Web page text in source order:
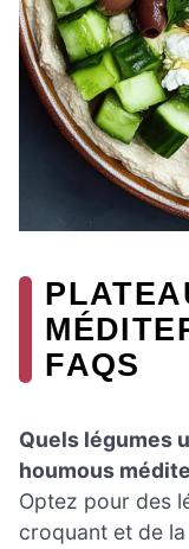
FAQS
Quels légumes
houmous
Optez pour des
croquant et de